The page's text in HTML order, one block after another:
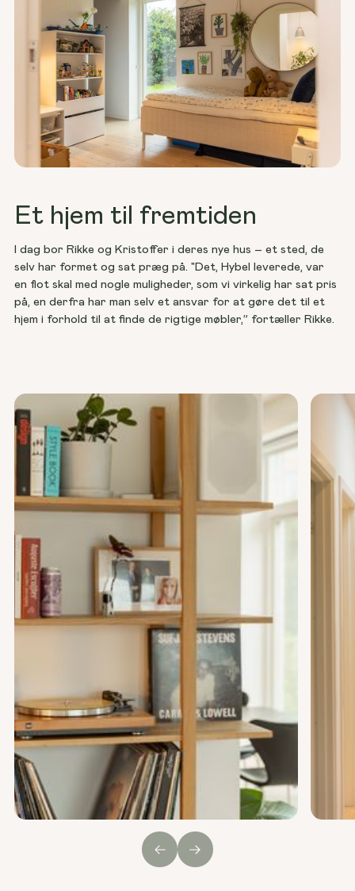
Et hjem til fremtiden
I dag bor Rikke og Kristoffer i deres nye hus – et sted, de
selv har formet og sat præg på. "Det, Hybel leverede, var
en flot skal med nogle muligheder, som vi virkelig har sat pris
på, en derfra har man selv et ansvar for at gøre det til et
hjem i forhold til at finde de rigtige møbler,” fortæller Rikke.